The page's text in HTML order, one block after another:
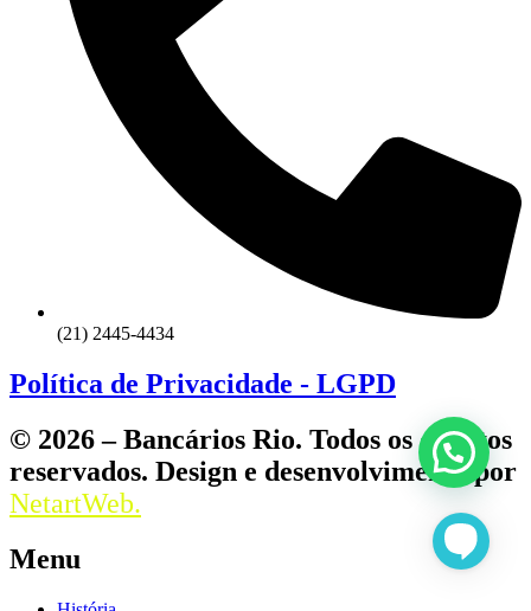
(21) 2445-4434
Política de Privacidade - LGPD
© 2026 – Bancários Rio. Todos os direitos
reservados. Design e desenvolvimento por
NetartWeb.
Menu